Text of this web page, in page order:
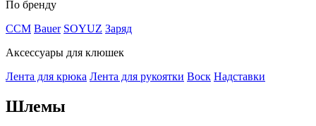
По бренду
CCM Bauer SOYUZ Заряд
Аксессуары для клюшек
Лента для крюка Лента для рукоятки Воск Надставки
Шлемы